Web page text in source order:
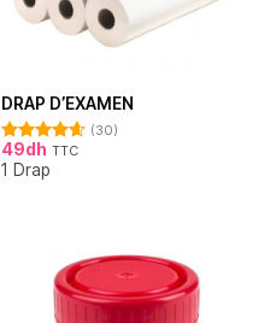
DRAP D’EXAMEN
Note4.62
sur 5
(30)
49dh TTC
1 Drap